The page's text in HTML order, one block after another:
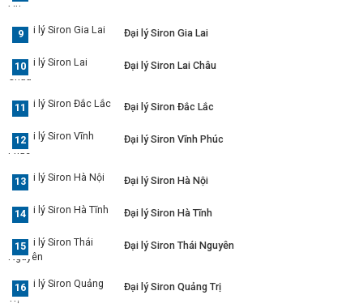
Đại lý Siron Gia Lai
Đại lý Siron Lai Châu
Đại lý Siron Đắc Lắc
Đại lý Siron Vĩnh Phúc
Đại lý Siron Hà Nội
Đại lý Siron Hà Tĩnh
Đại lý Siron Thái Nguyên
Đại lý Siron Quảng Trị